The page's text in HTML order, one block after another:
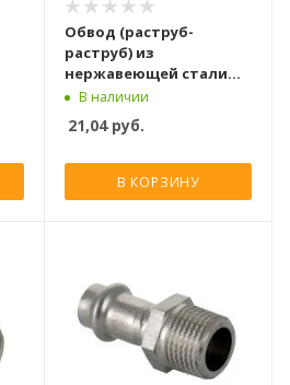
Обвод (раструб-
раструб) из
нержавеющей стали
Valtec 22x22 мм
В наличии
21,04руб.
В КОРЗИНУ